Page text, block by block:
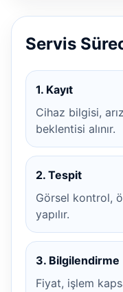
Servis
1. Kayıt
Cihaz bilgisi,
beklentisi alınır.
2. Tespit
Görsel kontrol,
yapılır.
3. Bilgilendirme
Fiyat, işlem